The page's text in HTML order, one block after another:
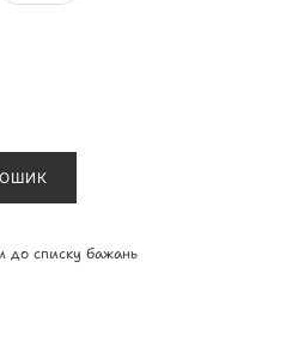
до списку бажань